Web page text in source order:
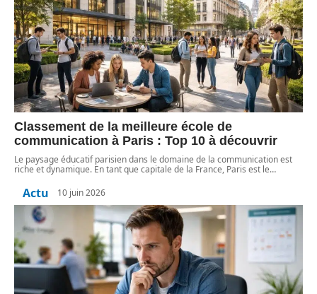
Classement de la meilleure école de
communication à Paris : Top 10 à découvrir
Le paysage éducatif parisien dans le domaine de la communication est
riche et dynamique. En tant que capitale de la France, Paris est le…
Actu 10 juin 2026